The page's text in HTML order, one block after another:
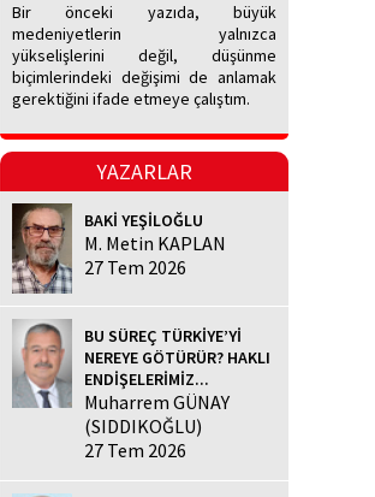
Bir önceki yazıda, büyük
medeniyetlerin yalnızca
yükselişlerini değil, düşünme
biçimlerindeki değişimi de anlamak
gerektiğini ifade etmeye çalıştım.
YAZARLAR
BAKİ YEŞİLOĞLU
M. Metin KAPLAN
27 Tem 2026
BU SÜREÇ TÜRKİYE’Yİ
NEREYE GÖTÜRÜR? HAKLI
ENDİŞELERİMİZ...
Muharrem GÜNAY
(SIDDIKOĞLU)
27 Tem 2026